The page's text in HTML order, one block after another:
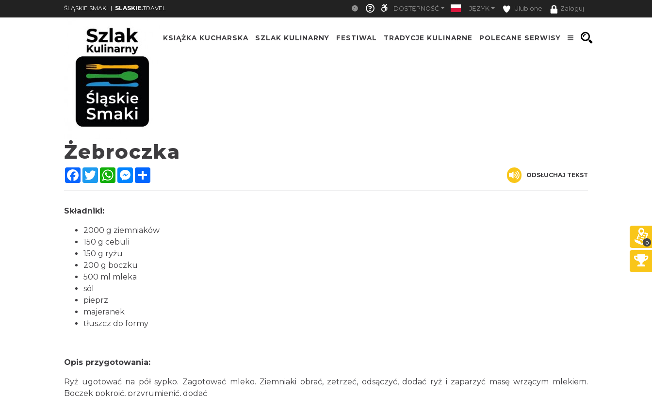
ŚLĄSKIE SMAKI | SLASKIE.TRAVEL DOSTĘPNOŚĆ JĘZYK Ulubione Zaloguj
KSIĄŻKA KUCHARSKA SZLAK KULINARNY FESTIWAL TRADYCJE KULINARNE POLECANE SERWISY
Żebroczka
Facebook
TwitterWhatsAppMessenger ODSŁUCHAJ TEKST
Składniki:
2000 g ziemniaków
150 g cebuli
150 g ryżu
200 g boczku
500 ml mleka
sól
pieprz
majeranek
tłuszcz do formy
Opis przygotowania:
Ryż ugotować na pół sypko. Zagotować mleko. Ziemniaki obrać, zetrzeć, odsączyć, dodać ryż i zaparzyć masę wrzącym mlekiem.
Boczek pokroić, przyrumienić, dodać
0